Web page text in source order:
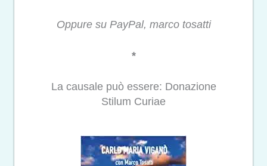
Oppure su PayPal, marco tosatti
*
La causale può essere: Donazione
Stilum Curiae